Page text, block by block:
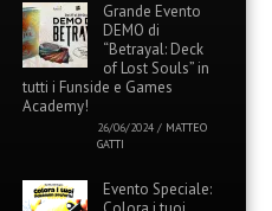
Grande Evento
DEMO di
“Betrayal: Deck
of Lost Souls” in
tutti i Funside e Games
Academy!
26/06/2024 / MATTEO
GATTI
Evento Speciale: